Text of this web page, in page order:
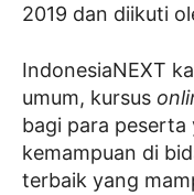
2019 dan diikuti
IndonesiaNEXT
umum, kursus
bagi para
kemampuan di
terbaik yang